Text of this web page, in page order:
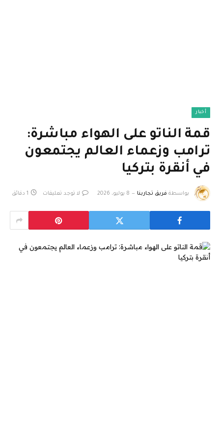
أخبار
قمة الناتو على الهواء مباشرة:
ترامب وزعماء العالم يجتمعون
في أنقرة بتركيا
بواسطة فريق تجاربنا 8 يوليو، 2026 لا توجد تعليقات 1 دقائق